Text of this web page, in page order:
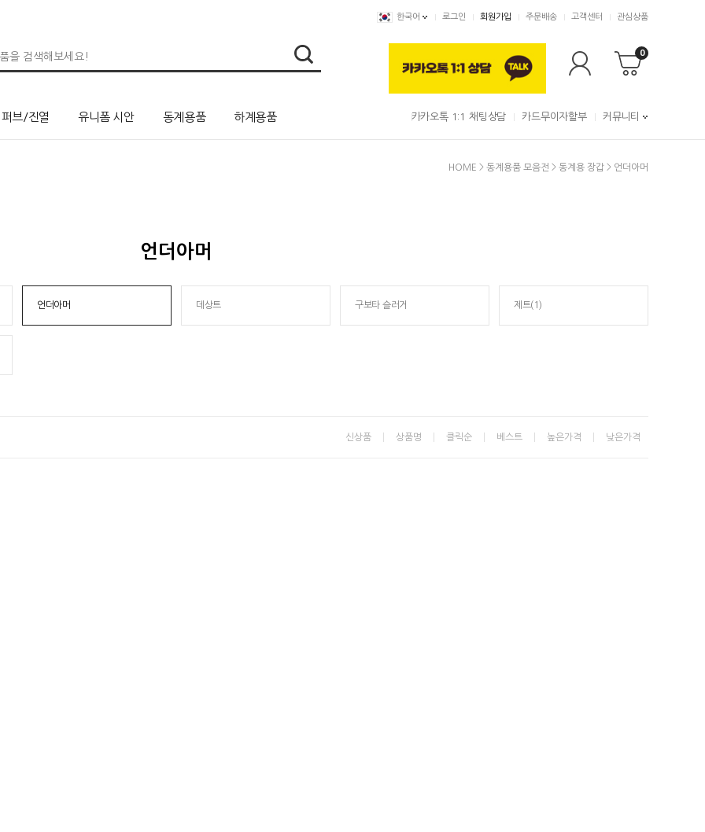
한국어 로그인 회원가입 주문배송 고객센터 관심상품
0
퍼브/진열 유니폼 시안 동계용품 하계용품 카카오톡 1:1 채팅상담 카드무이자할부 커뮤니티
HOME > 동계용품 모음전 > 동계용 장갑 > 언더아머
언더아머
언더아머 데상트 구보타 슬러거 제트(1)
신상품 상품명 클릭순 베스트 높은가격 낮은가격